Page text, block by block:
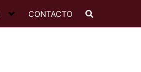
CONTACTO